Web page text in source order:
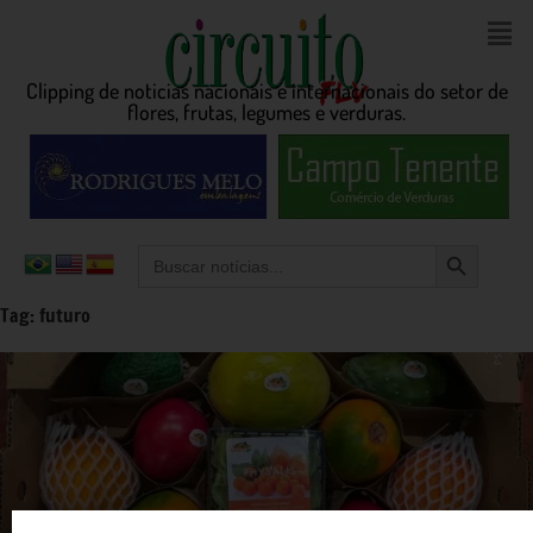
Clipping de noticias nacionais e internacionais do setor de
flores, frutas, legumes e verduras.
for:
Tag: futuro